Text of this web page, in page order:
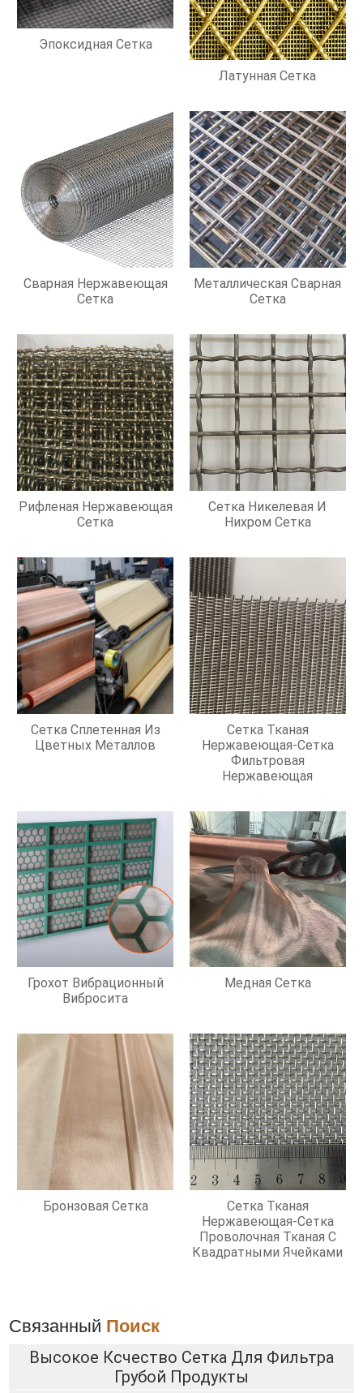
Эпоксидная Сетка
Латунная Сетка
Сварная Нержавеющая
Сетка
Металлическая Сварная
Сетка
Рифленая Нержавеющая
Сетка
Сетка Никелевая И
Нихром Сетка
Сетка Сплетенная Из
Цветных Металлов
Сетка Тканая
Нержавеющая-Сетка
Фильтровая
Нержавеющая
Грохот Вибрационный
Вибросита
Медная Сетка
Бронзовая Сетка
Сетка Тканая
Нержавеющая-Сетка
Проволочная Тканая С
Квадратными Ячейками
Связанный Поиск
Высокое Ксчество Сетка Для Фильтра
Грубой Продукты